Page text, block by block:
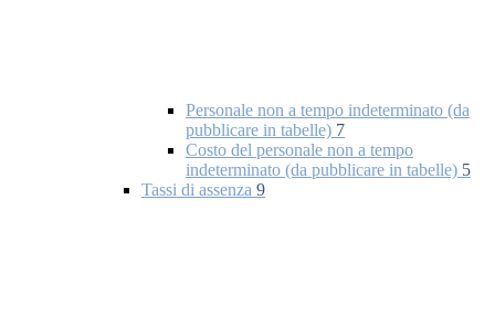
Personale non a tempo indeterminato (da
pubblicare in tabelle) 7
Costo del personale non a tempo
indeterminato (da pubblicare in tabelle) 5
Tassi di assenza 9